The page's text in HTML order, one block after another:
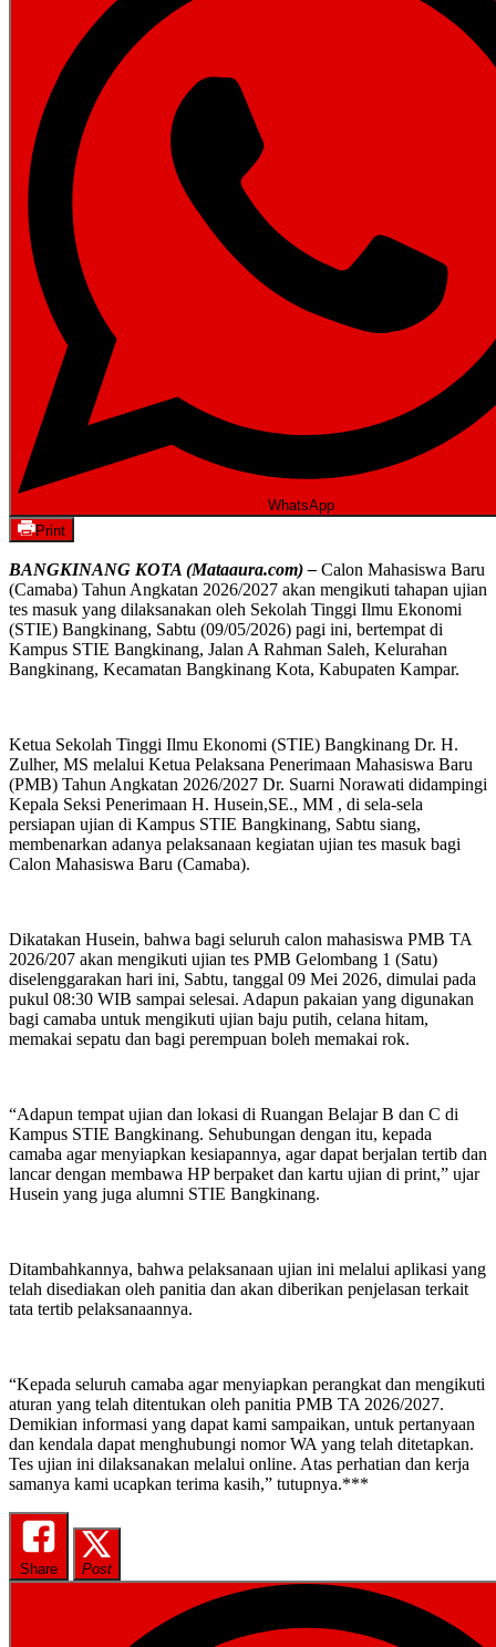
WhatsApp
Print
BANGKINANG KOTA (Mataaura.com) – Calon Mahasiswa Baru
(Camaba) Tahun Angkatan 2026/2027 akan mengikuti tahapan ujian
tes masuk yang dilaksanakan oleh Sekolah Tinggi Ilmu Ekonomi
(STIE) Bangkinang, Sabtu (09/05/2026) pagi ini, bertempat di
Kampus STIE Bangkinang, Jalan A Rahman Saleh, Kelurahan
Bangkinang, Kecamatan Bangkinang Kota, Kabupaten Kampar.
Ketua Sekolah Tinggi Ilmu Ekonomi (STIE) Bangkinang Dr. H.
Zulher, MS melalui Ketua Pelaksana Penerimaan Mahasiswa Baru
(PMB) Tahun Angkatan 2026/2027 Dr. Suarni Norawati didampingi
Kepala Seksi Penerimaan H. Husein,SE., MM , di sela-sela
persiapan ujian di Kampus STIE Bangkinang, Sabtu siang,
membenarkan adanya pelaksanaan kegiatan ujian tes masuk bagi
Calon Mahasiswa Baru (Camaba).
Dikatakan Husein, bahwa bagi seluruh calon mahasiswa PMB TA
2026/207 akan mengikuti ujian tes PMB Gelombang 1 (Satu)
diselenggarakan hari ini, Sabtu, tanggal 09 Mei 2026, dimulai pada
pukul 08:30 WIB sampai selesai. Adapun pakaian yang digunakan
bagi camaba untuk mengikuti ujian baju putih, celana hitam,
memakai sepatu dan bagi perempuan boleh memakai rok.
“Adapun tempat ujian dan lokasi di Ruangan Belajar B dan C di
Kampus STIE Bangkinang. Sehubungan dengan itu, kepada
camaba agar menyiapkan kesiapannya, agar dapat berjalan tertib dan
lancar dengan membawa HP berpaket dan kartu ujian di print,” ujar
Husein yang juga alumni STIE Bangkinang.
Ditambahkannya, bahwa pelaksanaan ujian ini melalui aplikasi yang
telah disediakan oleh panitia dan akan diberikan penjelasan terkait
tata tertib pelaksanaannya.
“Kepada seluruh camaba agar menyiapkan perangkat dan mengikuti
aturan yang telah ditentukan oleh panitia PMB TA 2026/2027.
Demikian informasi yang dapat kami sampaikan, untuk pertanyaan
dan kendala dapat menghubungi nomor WA yang telah ditetapkan.
Tes ujian ini dilaksanakan melalui online. Atas perhatian dan kerja
samanya kami ucapkan terima kasih,” tutupnya.***
Share Post